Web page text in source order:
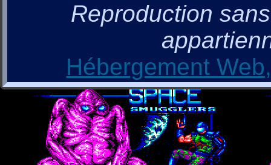
Reproduction
Hébergement